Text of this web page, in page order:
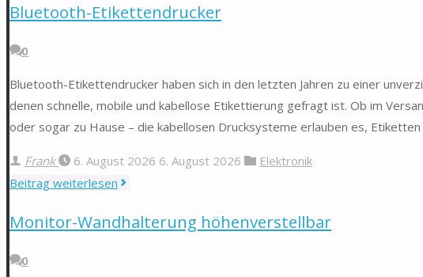
Bluetooth-Etikettendrucker
0
Bluetooth-Etikettendrucker haben sich in den letzten Jahren zu einer
denen schnelle, mobile und kabellose Etikettierung gefragt ist. Ob im
oder sogar zu Hause – die kabellosen Drucksysteme erlauben es,
Frank 6. August 2026 6. August 2026
Elektronik
Beitrag weiterlesen "Bluetooth-
Monitor-Wandhalterung höhenverstellbar
0